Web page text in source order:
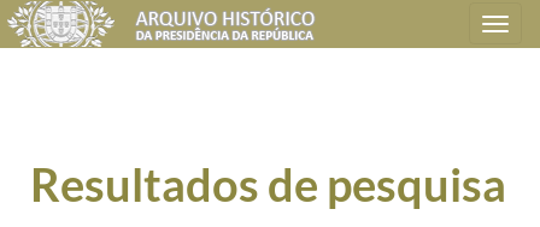
Toggle
navigation
Resultados de pesquisa